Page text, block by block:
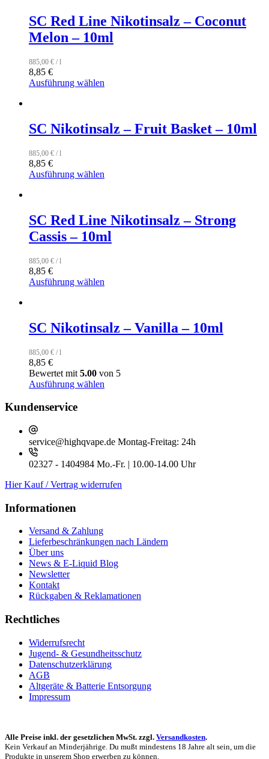
SC Red Line Nikotinsalz – Coconut
Melon – 10ml
885,00 € /l
8,85 €
Ausführung wählen
SC Nikotinsalz – Fruit Basket – 10ml
885,00 € /l
8,85 €
Ausführung wählen
SC Red Line Nikotinsalz – Strong
Cassis – 10ml
885,00 € /l
8,85 €
Ausführung wählen
SC Nikotinsalz – Vanilla – 10ml
885,00 € /l
8,85 €
Bewertet mit 5.00 von 5
Ausführung wählen
Kundenservice
service@highqvape.de Montag-Freitag: 24h
02327 - 1404984 Mo.-Fr. | 10.00-14.00 Uhr
Hier Kauf / Vertrag widerrufen
Informationen
Versand & Zahlung
Lieferbeschränkungen nach Ländern
Über uns
News & E-Liquid Blog
Newsletter
Kontakt
Rückgaben & Reklamationen
Rechtliches
Widerrufsrecht
Jugend- & Gesundheitsschutz
Datenschutzerklärung
AGB
Altgeräte & Batterie Entsorgung
Impressum
Alle Preise inkl. der gesetzlichen MwSt. zzgl. Versandkosten.
Kein Verkauf an Minderjährige. Du mußt mindestens 18 Jahre alt sein, um die
Produkte in unserem Shop erwerben zu können.